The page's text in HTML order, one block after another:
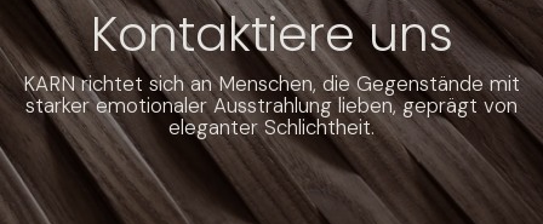
Kontaktiere uns
KARN richtet sich an Menschen, die Gegenstände mit
starker emotionaler Ausstrahlung lieben, geprägt von
eleganter Schlichtheit.